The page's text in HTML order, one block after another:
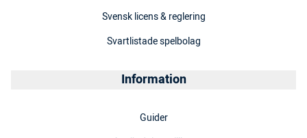
Svensk licens & reglering
Svartlistade spelbolag
Information
Guider